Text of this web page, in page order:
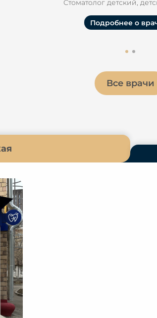
Стоматолог детский,
Подробнее о
Все врачи